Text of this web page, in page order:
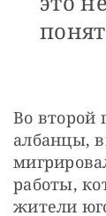
Во второй
албанцы,
работы,
жители